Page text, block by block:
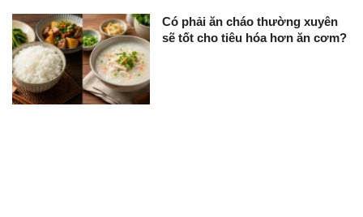
Có phải ăn cháo thường xuyên
sẽ tốt cho tiêu hóa hơn ăn cơm?